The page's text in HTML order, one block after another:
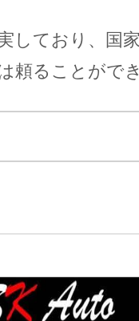
しており、国
頼ることがで